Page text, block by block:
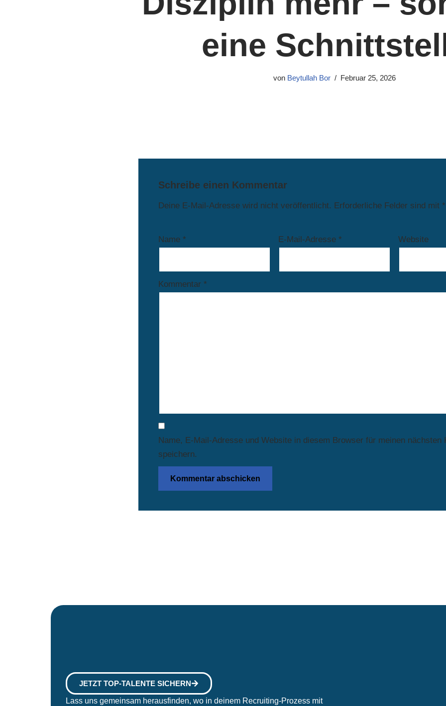
eine
von Beytullah Bor Februar 25, 2026
Schreibe einen Kommentar
Deine E-Mail-Adresse wird nicht veröffentlicht. Erforderliche Felder sind mit *
Name * E-Mail-Adresse * Website
Kommentar *
Name, E-Mail-Adresse und Website in diesem Browser für meinen nächsten
speichern.
JETZT TOP-TALENTE SICHERN
Lass uns gemeinsam herausfinden, wo in deinem Recruiting-Prozess mit